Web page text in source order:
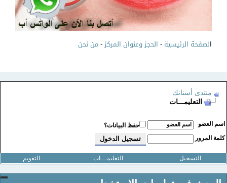
لصفحة الرئيسية-الحجز وعنوان المركز-من نحن
منتدى أسنانك
التعليمـــات
اسم العضو
حفظ البيانات؟
كلمة المرور
التسجيل التعليمـــات التقويم